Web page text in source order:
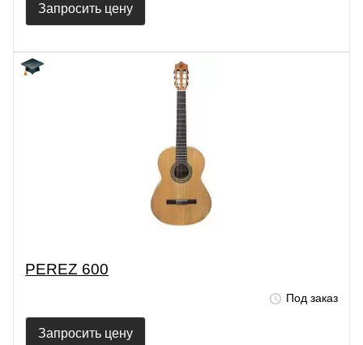
Запросить цену
PEREZ 600
Под заказ
Запросить цену